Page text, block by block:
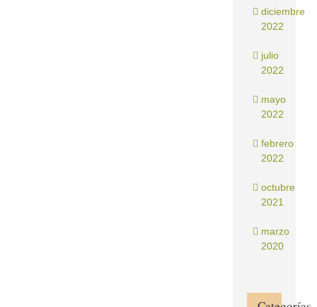
diciembre
2022
julio
2022
mayo
2022
febrero
2022
octubre
2021
marzo
2020